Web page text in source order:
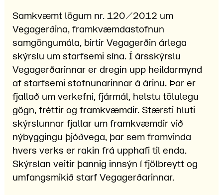
Samkvæmt lögum nr. 120/2012 um
Vegagerðina, framkvæmdastofnun
samgöngumála, birtir Vegagerðin árlega
skýrslu um starfsemi sína. Í ársskýrslu
Vegagerðarinnar er dregin upp heildarmynd
af starfsemi stofnunarinnar á árinu. Þar er
fjallað um verkefni, fjármál, helstu tölulegu
gögn, fréttir og framkvæmdir. Stærsti hluti
skýrslunnar fjallar um framkvæmdir við
nýbyggingu þjóðvega, þar sem framvinda
hvers verks er rakin frá upphafi til enda.
Skýrslan veitir þannig innsýn í fjölbreytt og
umfangsmikið starf Vegagerðarinnar.